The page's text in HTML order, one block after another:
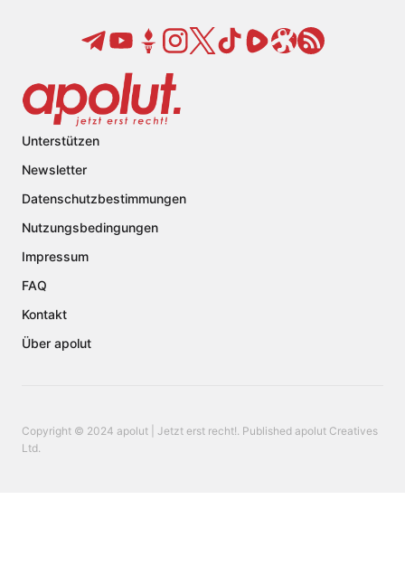
Unterstützen
Newsletter
Datenschutzbestimmungen
Nutzungsbedingungen
Impressum
FAQ
Kontakt
Über apolut
Copyright © 2024 apolut | Jetzt erst recht!. Published apolut Creatives
Ltd.